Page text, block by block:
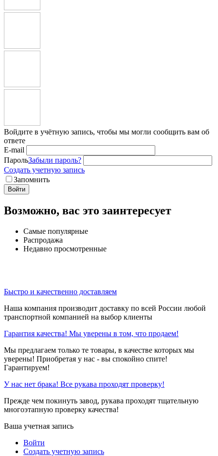
Войдите в учётную запись, чтобы мы могли сообщить вам об
ответе
E-mail
ПарольЗабыли пароль?
Создать учетную запись
Запомнить
Войти
Возможно, вас это заинтересует
Самые популярные
Распродажа
Недавно просмотренные
Быстро и качественно доставляем
Наша компания производит доставку по всей России любой
транспортной компанией на выбор клиенты
Гарантия качества! Мы уверены в том, что продаем!
Мы предлагаем только те товары, в качестве которых мы
уверены! Приобретая у нас - вы спокойно спите!
Гарантируем!
У нас нет брака! Все рукава проходят проверку!
Прежде чем покинуть завод, рукава проходят тщательную
многоэтапную проверку качества!
Ваша учетная запись
Войти
Создать учетную запись